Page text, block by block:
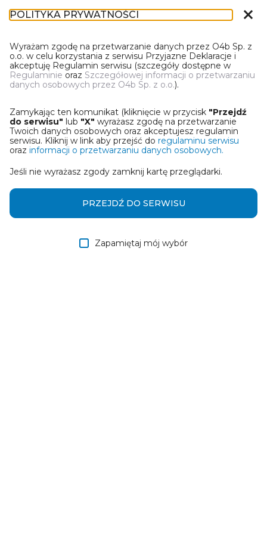
WYBIERZ JEDNĄ Z OPCJI
Wczytaj deklarację z pliku Excel
Utwórz deklarację z wykorzystaniem kreatora online
Przywróć ostatnią deklarację
Wczytaj deklarację z pliku roboczego DEK
POLITYKA PRYWATNOŚCI close
Wyrażam zgodę na przetwarzanie danych przez O4b Sp. z
o.o. w celu korzystania z serwisu Przyjazne Deklaracje i
akceptuję Regulamin serwisu (szczegóły dostępne w
Regulaminie oraz Szczegółowej informacji o przetwarzaniu
danych osobowych przez O4b Sp. z o.o.).
Zamykając ten komunikat (kliknięcie w przycisk "Przejdź
do serwisu" lub "X" wyrażasz zgodę na przetwarzanie
Twoich danych osobowych oraz akceptujesz regulamin
serwisu. Kliknij w link aby przejść do regulaminu serwisu
oraz informacji o przetwarzaniu danych osobowych.
Jeśli nie wyrażasz zgody zamknij kartę przeglądarki.
Zapamiętaj mój wybór
PRZEJDŹ DO SERWISU